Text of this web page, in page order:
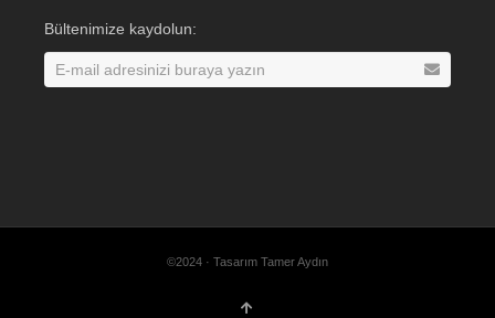
Bültenimize kaydolun:
©2024 · Tasarım Tamer Aydın